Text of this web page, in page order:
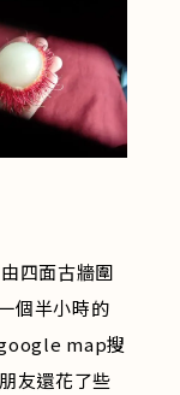
四面古牆圍
個半小時的
map搜
友還花了些